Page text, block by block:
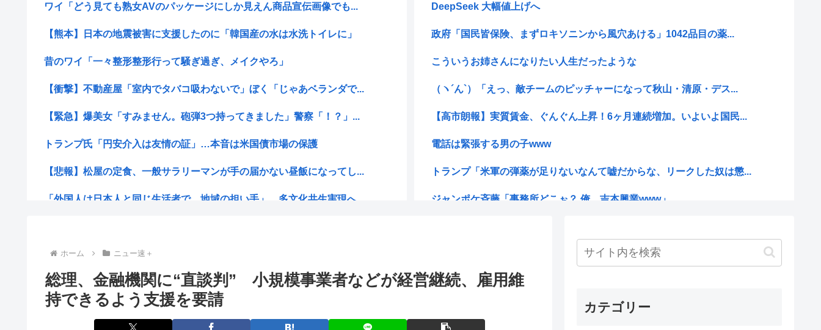
ワイ「どう見ても熟女AVのパッケージにしか見えん商品宣伝画像でも...
【熊本】日本の地震被害に支援したのに「韓国産の水は水洗トイレに」
昔のワイ「一々整形整形行って騒ぎ過ぎ、メイクやろ」
【衝撃】不動産屋「室内でタバコ吸わないで」ぼく「じゃあベランダで...
【緊急】爆美女「すみません。砲弾3つ持ってきました」警察「！？」...
トランプ氏「円安介入は友情の証」…本音は米国債市場の保護
【悲報】松屋の定食、一般サラリーマンが手の届かない昼飯になってし...
「外国人は日本人と同じ生活者で、地域の担い手」…多文化共生実現へ...
【画像】今年も仙台育英のチアがレベルが高いと話題に
【ハンターハンター】これくらいの操作系でいい
イスラム教徒、ついに犬の散歩にも文句を言い始める「犬はハラーム（...
DeepSeek 大幅値上げへ
政府「国民皆保険、まずロキソニンから風穴あける」1042品目の薬...
こういうお姉さんになりたい人生だったような
（ヽ´ん`）「えっ、敵チームのピッチャーになって秋山・清原・デス...
【高市朗報】実質賃金、ぐんぐん上昇！6ヶ月連続増加。いよいよ国民...
電話は緊張する男の子www
トランプ「米軍の弾薬が足りないなんて嘘だからな、リークした奴は懲...
ジャンポケ斉藤「事務所どこぉ？ 俺、吉本興業www」
伝説的ホラーコメディ『バタリアン』 BS-TBSで8月16日放送
【高市算】「50%引きの札が貼られた3000円の肉と、値引きされ...
娘「お父さんがもっと頭いい女と結婚してたら子供も頭良かったよ。頭...
ホーム ニュー速＋
総理、金融機関に“直談判” 小規模事業者などが経営継続、雇用維
持できるよう支援を要請
カテゴリー